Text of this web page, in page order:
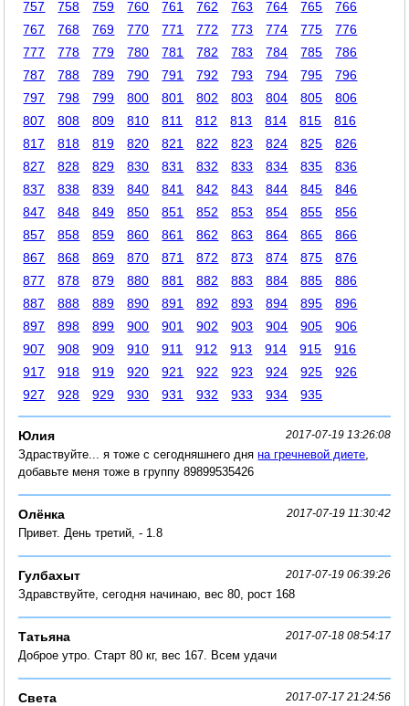
757
758 759 760 761 762 763 764 765
766
767
768 769 770 771 772 773 774 775
776
777
778 779 780 781 782 783 784 785
786
787
788 789 790 791 792 793 794 795
796
797
798 799 800 801 802 803 804 805
806
807
808 809 810 811 812 813 814 815
816
817
818 819 820 821 822 823 824 825
826
827
828 829 830 831 832 833 834 835
836
837
838 839 840 841 842 843 844 845
846
847
848 849 850 851 852 853 854 855
856
857
858 859 860 861 862 863 864 865
866
867
868 869 870 871 872 873 874 875
876
877
878 879 880 881 882 883 884 885
886
887
888 889 890 891 892 893 894 895
896
897
898 899 900 901 902 903 904 905
906
907
908 909 910 911 912 913 914 915
916
917
918 919 920 921 922 923 924 925
926
927
928 929 930 931 932 933 934 935
Юлия 2017-07-19 13:26:08
Здраствуйте... я тоже с сегодняшнего дняна гречневой диете
добавьте меня тоже в группу 89899535426
Олёнка 2017-07-19 11:30:42
Привет. День третий, - 1.8
Гулбахыт 2017-07-19 06:39:26
Здравствуйте, сегодня начинаю, вес 80, рост 168
Татьяна 2017-07-18 08:54:17
Доброе утро. Старт 80 кг, вес 167. Всем удачи
Света 2017-07-17 21:24:56